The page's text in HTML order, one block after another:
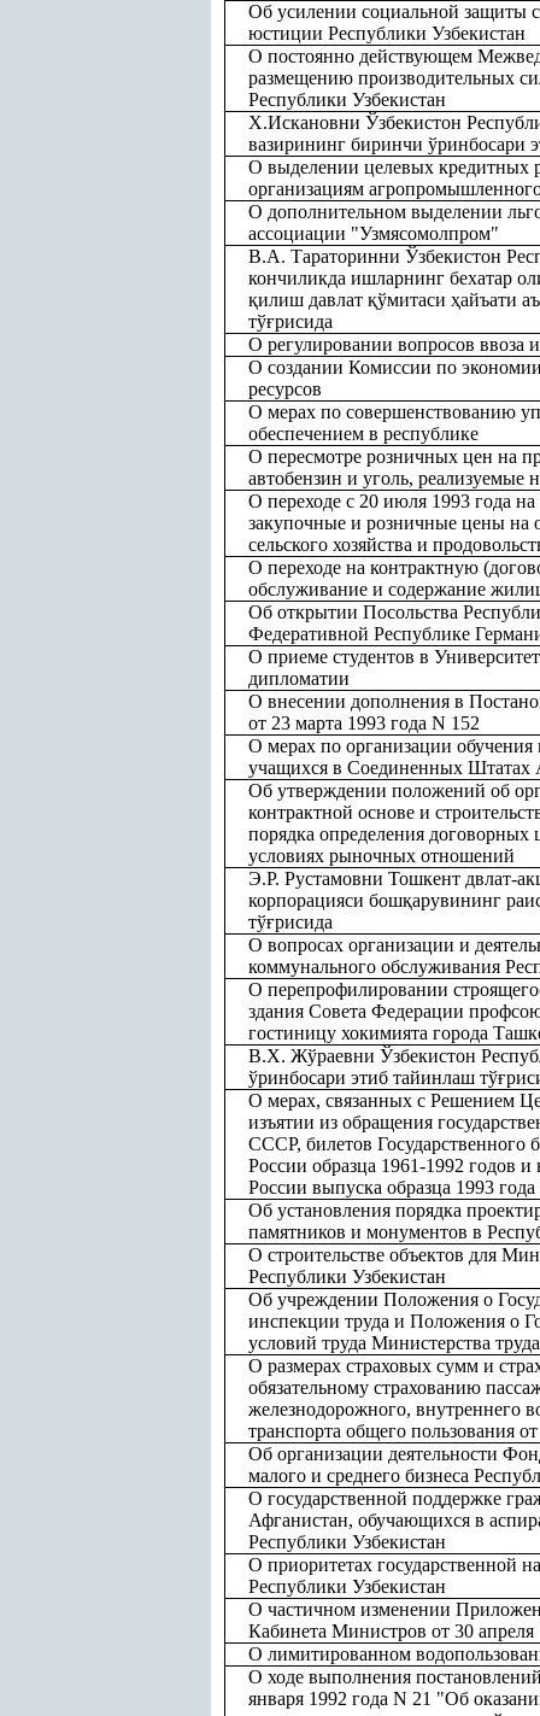
Об усилении социальной защиты
юстиции Республики Узбекистан
О постоянно действующем
размещению производительных
Республики Узбекистан
Х.Искановни Ўзбекистон
вазирининг биринчи ўринбосари
О выделении целевых кредитных
организациям
О дополнительном выделении
ассоциации "Узмясомолпром"
В.А. Тараторинни Ўзбекистон
кончиликда ишларнинг бехатар
қилиш давлат қўмитаси ҳайъати
тўғрисида
О регулировании вопросов ввоза
О создании Комиссии по
ресурсов
О мерах по совершенствованию
обеспечением в республике
О пересмотре розничных цен на
автобензин и уголь, реализуемые
О переходе с 20 июля 1993 года
закупочные и розничные цены на
сельского хозяйства и
О переходе на контрактную
обслуживание и содержание
Об открытии Посольства
Федеративной Республике
О приеме студентов в
дипломатии
О внесении дополнения в
от 23 марта 1993 года N 152
О мерах по организации
учащихся в Соединенных Штатах
Об утверждении положений об
контрактной основе и
порядка определения договорных
условиях рыночных отношений
Э.Р. Рустамовни Тошкент двлат-
корпорацияси бошқарувининг
тўғрисида
О вопросах организации и
коммунального обслуживания
О перепрофилировании
здания Совета Федерации
гостиницу хокимията города
В.Х. Жўраевни Ўзбекистон
ўринбосари этиб тайинлаш тўғ
О мерах, связанных с Решением
изъятии из обращения
СССР, билетов Государственного
России образца 1961-1992 годов
России выпуска образца 1993 года
Об установления порядка
памятников и монументов в
О строительстве объектов для
Республики Узбекистан
Об учреждении Положения о
инспекции труда и Положения о
условий труда Министерства
О размерах страховых сумм и
обязательному страхованию
железнодорожного, внутреннего
транспорта общего пользования
Об организации деятельности
малого и среднего бизнеса
О государственной поддержке
Афганистан, обучающихся в
Республики Узбекистан
О приоритетах государственной
Республики Узбекистан
О частичном изменении
Кабинета Министров от 30 апреля
О лимитированном
О ходе выполнения
января 1992 года N 21 "Об